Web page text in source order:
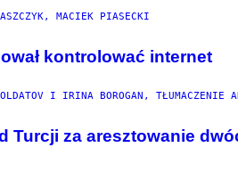
MACIEK PIASECKI
kontrolować internet
I IRINA BOROGAN, TŁUMACZENIE
Turcji za aresztowanie